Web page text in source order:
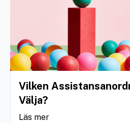
Vilken
Välja?
Läs mer